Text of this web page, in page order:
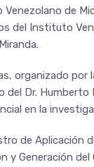
de
del Instituto
organizado por
del Dr.
en la
de Aplicación
Generación